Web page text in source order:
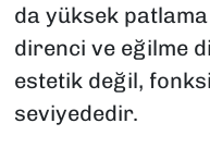
da yüksek
direnci ve eğilme
estetik değil,
seviyededir.